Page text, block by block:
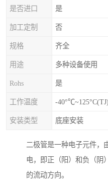
是否进口 是
加工定制 否
规格 齐全
用途 多种设备使用
Rohs 是
工作温度 -40°℃~125°C(TJ)
安装类型 底座安装
二极管是一种电子元件，
电，即正（阳）和负（阴
的流动方向。